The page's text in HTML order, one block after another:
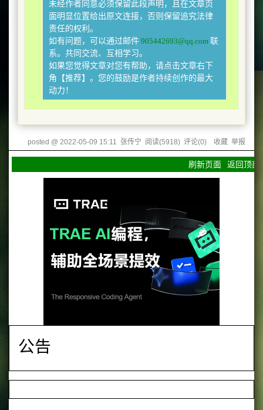
未经作者同意必须保留此段声明，且在文章页
面明显位置给出原文连接，否则保留追究法律
责任的权利。
如有问题，可以通过邮件 905442693@qq.com 联
系。共同交流、互相学习。
如果您觉得文章对您有帮助，请点击文章右下
角【推荐】。您的鼓励是作者持续创作的最大
动力！
posted @ 2022-05-09 15:11 张传宁 阅读(5918) 评论(0) 收藏 举报
刷新页面 返回顶部
公告